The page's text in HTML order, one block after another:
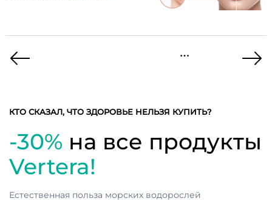
записей
Previous
…
КТО СКАЗАЛ, ЧТО ЗДОРОВЬЕ НЕЛЬЗЯ КУПИТЬ?
-30% на все продукты
Vertera!
Естественная польза морских водорослей